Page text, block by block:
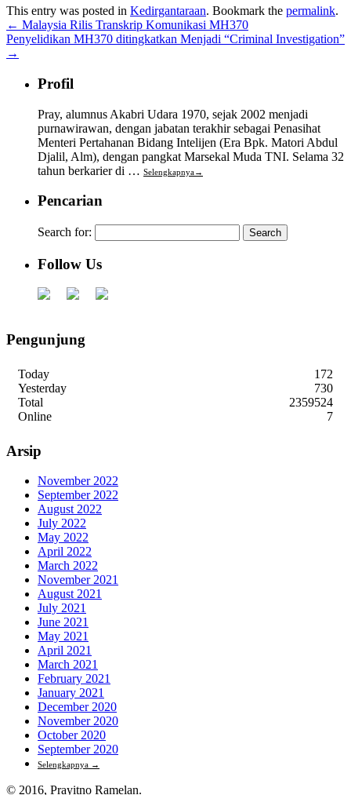
This entry was posted in Kedirgantaraan. Bookmark the permalink.
← Malaysia Rilis Transkrip Komunikasi MH370
Penyelidikan MH370 ditingkatkan Menjadi “Criminal Investigation”
→
Profil
Pray, alumnus Akabri Udara 1970, sejak 2002 menjadi
purnawirawan, dengan jabatan terakhir sebagai Penasihat
Menteri Pertahanan Bidang Intelijen (Era Bpk. Matori Abdul
Djalil, Alm), dengan pangkat Marsekal Muda TNI. Selama 32
tahun berkarier di … Selengkapnya→
Pencarian
Search for:
Follow Us
Pengunjung
Today
Yesterday
Total
Online
172
730
2359524
7
Arsip
November 2022
September 2022
August 2022
July 2022
May 2022
April 2022
March 2022
November 2021
August 2021
July 2021
June 2021
May 2021
April 2021
March 2021
February 2021
January 2021
December 2020
November 2020
October 2020
September 2020
Selengkapnya →
© 2016, Prayitno Ramelan.